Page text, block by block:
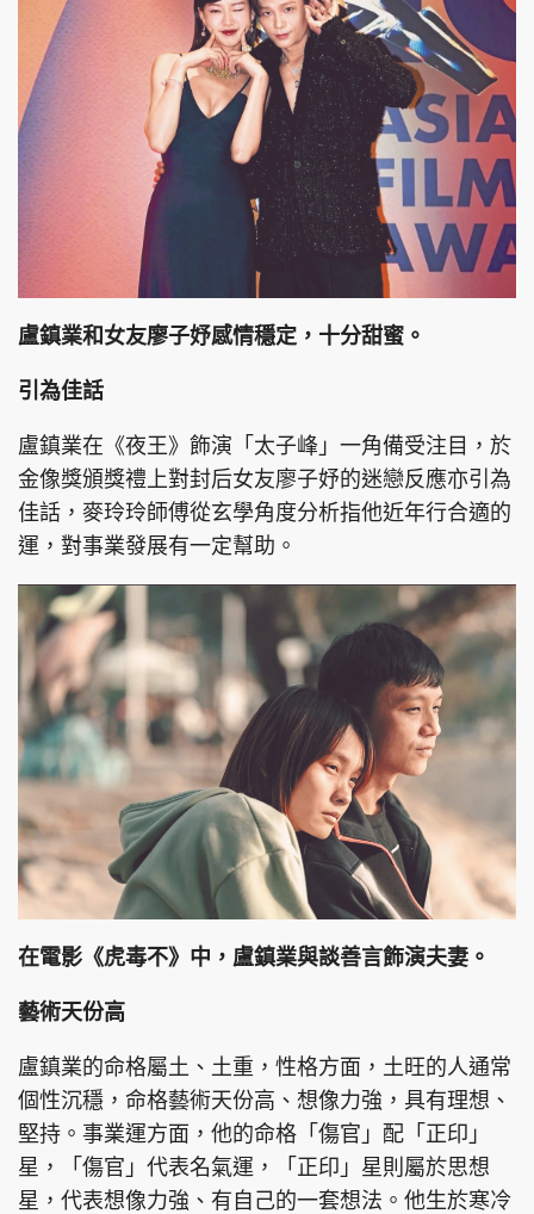
星島環球 The Standard
親子王 Oh!爸媽 JobMarket
頭條搵工 EDUPLUS
關於我們
隱私政策聲明
©Eastweek.com.hk. All rights reserved.
盧鎮業和女友廖子妤感情穩定，十分甜蜜。
引為佳話
盧鎮業在《夜王》飾演「太子峰」一角備受注目，於
金像獎頒獎禮上對封后女友廖子妤的迷戀反應亦引為
佳話，麥玲玲師傅從玄學角度分析指他近年行合適的
運，對事業發展有一定幫助。
在電影《虎毒不》中，盧鎮業與談善言飾演夫妻。
藝術天份高
盧鎮業的命格屬土、土重，性格方面，土旺的人通常
個性沉穩，命格藝術天份高、想像力強，具有理想、
堅持。事業運方面，他的命格「傷官」配「正印」
星，「傷官」代表名氣運，「正印」星則屬於思想
星，代表想像力強、有自己的一套想法。他生於寒冷